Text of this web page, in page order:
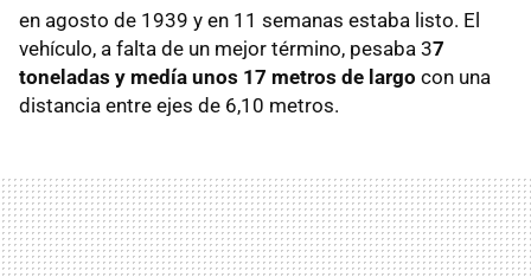
en agosto de 1939 y en 11 semanas estaba listo. El
vehículo, a falta de un mejor término, pesaba 37
toneladas y medía unos 17 metros de largo con una
distancia entre ejes de 6,10 metros.